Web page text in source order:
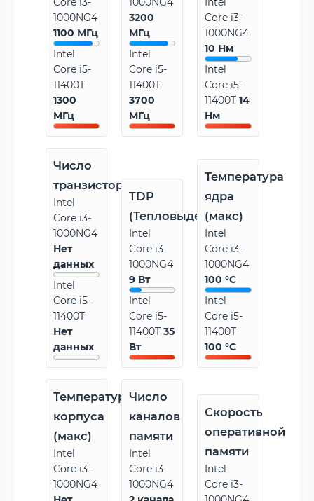
1000NG4
1100 МГц
Intel
Core i5-
11400T
1300
МГц
3200
МГц
Intel
Core i5-
11400T
3700
МГц
Core i3-
1000NG4
10 Нм
Intel
Core i5-
11400T14
Нм
Число
транзисторов
Intel
Core i3-
1000NG4
Нет
данных
Intel
Core i5-
11400T
Нет
данных
TDP
(Тепловыделение)
Intel
Core i3-
1000NG4
9 Вт
Intel
Core i5-
11400T35
Вт
Температура
ядра
(макс)
Intel
Core i3-
1000NG4
100 °C
Intel
Core i5-
11400T
100 °C
Температура
корпуса
(макс)
Intel
Core i3-
1000NG4
Число
каналов
памяти
Intel
Core i3-
1000NG4
Скорость
оперативной
памяти
Intel
Core i3-